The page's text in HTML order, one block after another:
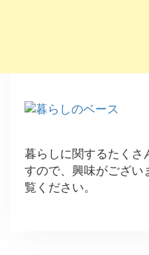
暮らしに関するたくさ
すので、興味がござい
覧ください。